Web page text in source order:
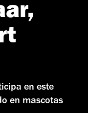
en este
en mascotas